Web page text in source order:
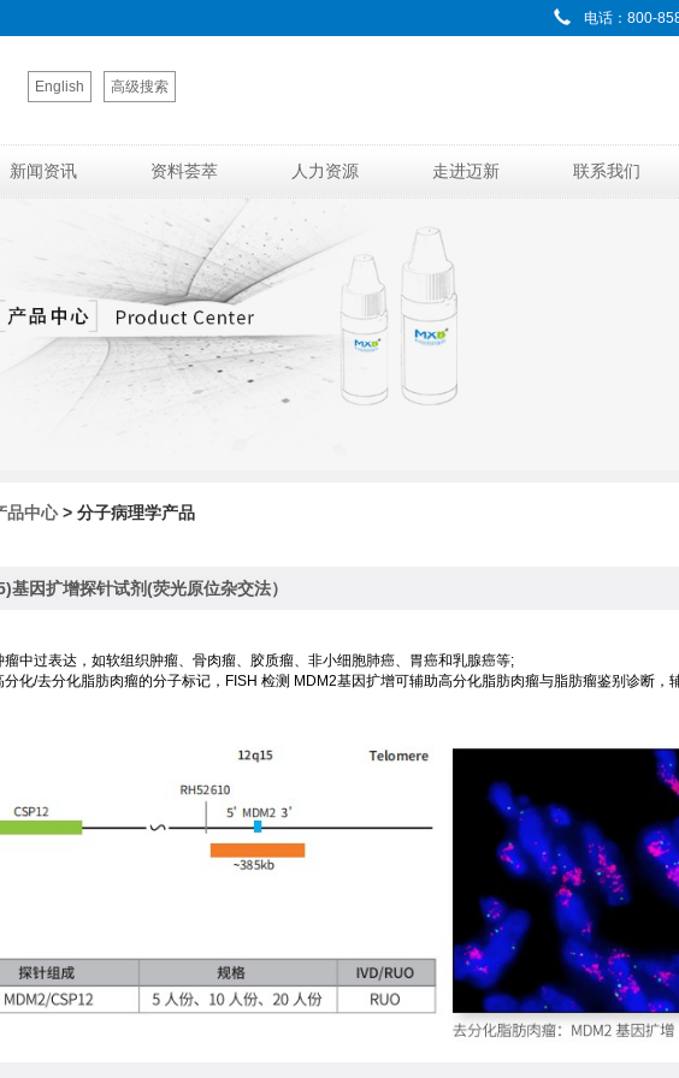
电话：800-
English 高级搜索
新闻资讯 资料荟萃 人力资源 走进迈新 联系我们
品中心> 分子病理学产品
基因扩增探针试剂(荧光原位杂交法）
中过表达，如软组织肿瘤、骨肉瘤、胶质瘤、非小细胞肺癌、胃癌和乳腺癌等;
化/去分化脂肪肉瘤的分子标记，FISH 检测 MDM2基因扩增可辅助高分化脂肪肉瘤与脂肪瘤鉴别诊断，